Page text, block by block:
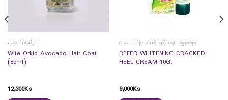
ခေါင်းလိမ်းဆီများ
Wite Orkid Avocado Hair Coat
(85ml)
12,300Ks
ခြေထောက်ပြုပြင်ထိန်းသိမ်းရေး ပစ္စည်းများ
REFER WHITENING CRACKED
HEEL CREAM 10G.
9,000Ks